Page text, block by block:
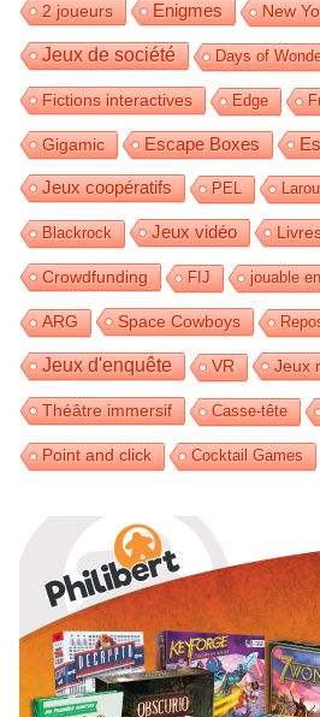
2 joueurs Enigmes New
Jeux de société Days of
Fictions interactives Edge
Gigamic Escape Boxes
Jeux coopératifs PEL
Blackrock Jeux vidéo
Crowdfunding FIJ jouable
ARG Space Cowboys
Jeux d'enquête VR Jeux
Théâtre immersif Casse-tête
Point and click Cocktail Games